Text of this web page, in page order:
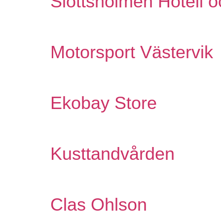
Motorsport Västervik
Ekobay Store
Kusttandvården
Clas Ohlson